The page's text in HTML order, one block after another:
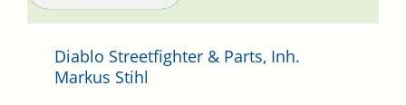
Diablo Streetfighter & Parts, Inh.
Markus Stihl